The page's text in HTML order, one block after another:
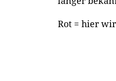
Rot = hier